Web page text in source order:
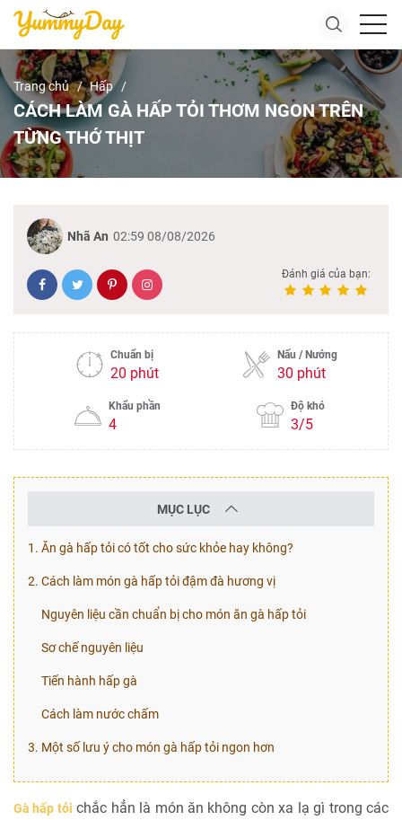
Trang chủ Hấp
CÁCH LÀM GÀ HẤP TỎI THƠM NGON TRÊN
TỪNG THỚ THỊT
Nhã An 02:59 08/08/2026
Đánh giá của bạn:
Chuẩn bị
20 phút
Nấu / Nướng
30 phút
Khẩu phần
4
Độ khó
3/5
MỤC LỤC
1. Ăn gà hấp tỏi có tốt cho sức khỏe hay không?
2. Cách làm món gà hấp tỏi đậm đà hương vị
Nguyên liệu cần chuẩn bị cho món ăn gà hấp tỏi
Sơ chế nguyên liệu
Tiến hành hấp gà
Cách làm nước chấm
3. Một số lưu ý cho món gà hấp tỏi ngon hơn
Gà hấp tỏi chắc hẳn là món ăn không còn xa lạ gì trong các